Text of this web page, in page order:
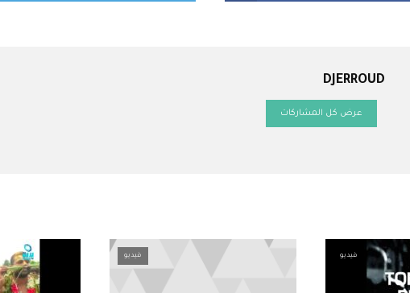
DJERROUD
عرض كل المشاركات
فيديو فيديو